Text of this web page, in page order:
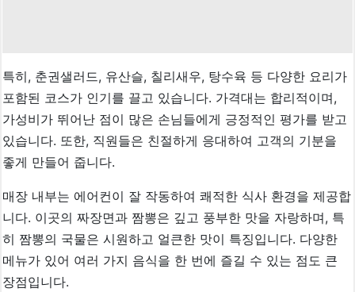
특히, 춘권샐러드, 유산슬, 칠리새우, 탕수육 등 다양한 요리가
포함된 코스가 인기를 끌고 있습니다. 가격대는 합리적이며,
가성비가 뛰어난 점이 많은 손님들에게 긍정적인 평가를 받고
있습니다. 또한, 직원들은 친절하게 응대하여 고객의 기분을
좋게 만들어 줍니다.
매장 내부는 에어컨이 잘 작동하여 쾌적한 식사 환경을 제공합
니다. 이곳의 짜장면과 짬뽕은 깊고 풍부한 맛을 자랑하며, 특
히 짬뽕의 국물은 시원하고 얼큰한 맛이 특징입니다. 다양한
메뉴가 있어 여러 가지 음식을 한 번에 즐길 수 있는 점도 큰
장점입니다.